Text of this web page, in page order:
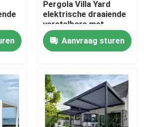
aluminiumterras
Pergola Villa Yard
elektrische draaiende
verstelbare met
uittrekbaar dak
Aanvraag sturen